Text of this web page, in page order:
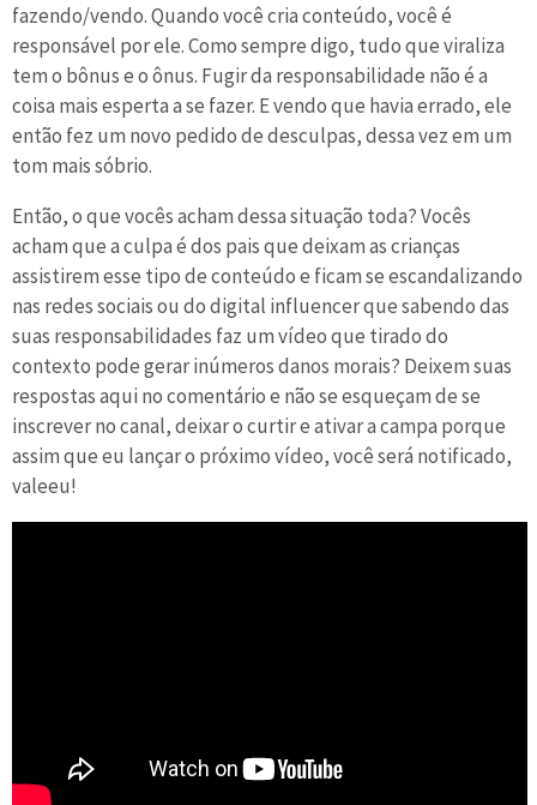
fazendo/vendo. Quando você cria conteúdo, você é
responsável por ele. Como sempre digo, tudo que viraliza
tem o bônus e o ônus. Fugir da responsabilidade não é a
coisa mais esperta a se fazer. E vendo que havia errado, ele
então fez um novo pedido de desculpas, dessa vez em um
tom mais sóbrio.
Então, o que vocês acham dessa situação toda? Vocês
acham que a culpa é dos pais que deixam as crianças
assistirem esse tipo de conteúdo e ficam se escandalizando
nas redes sociais ou do digital influencer que sabendo das
suas responsabilidades faz um vídeo que tirado do
contexto pode gerar inúmeros danos morais? Deixem suas
respostas aqui no comentário e não se esqueçam de se
inscrever no canal, deixar o curtir e ativar a campa porque
assim que eu lançar o próximo vídeo, você será notificado,
valeeu!